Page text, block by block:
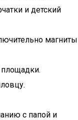
и детский
магниты
с папой и